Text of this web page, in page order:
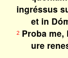
ingréssus
et in
2Proba me,
ure renes